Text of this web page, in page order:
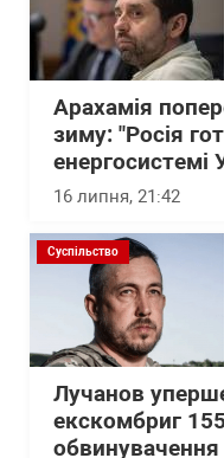
Арахамія
зиму: "Росія
енергосистемі
16 липня, 21:42
Суспільство
Лучанов
екскомбриг
обвинувачення